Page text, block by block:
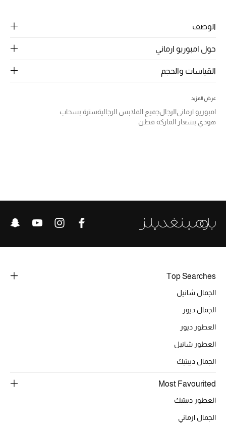
النساء
الموسم الجديد
حصريًا عبر الإنترنت
تشكيلة المناسبات للنساء
تشكيلة الأعراس
الوصف
حول امبوريو ارماني
القياسات والحجم
عرض المزيد
امبوريو ارمانيالرجالجميع الملابس الرجاليةسترة بسحاب
هودي بشعار الماركة قطن
Top Searches
الجمال شانيل
الجمال ديور
العطور ديور
العطور شانيل
الجمال ديبتيك
Most Favourited
العطور ديبتيك
الجمال ارماني